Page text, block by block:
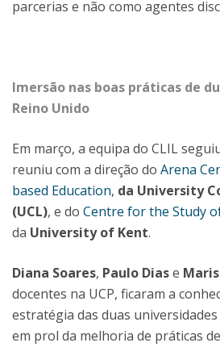
parcerias e não como agentes
Imersão nas boas práticas de
Reino Unido
Em março, a equipa do CLIL
reuniu com a direção do Arena
based Education, da University
(UCL), e do Centre for the Study
da University of Kent.
Diana Soares, Paulo Diase
docentes na UCP, ficaram a
estratégia das duas
em prol da melhoria de práticas